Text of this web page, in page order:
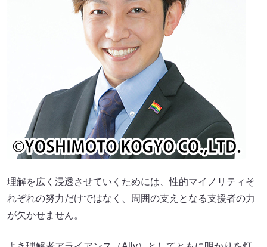
理解を広く浸透させていくためには、性的マイノリティそ
れぞれの努力だけではなく、周囲の支えとなる支援者の力
が欠かせません。